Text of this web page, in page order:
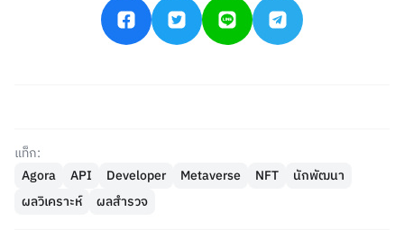
แท็ก:
Agora
API Developer Metaverse NFT
นักพัฒนา
ผลวิเคราะห์
ผลสำรวจ